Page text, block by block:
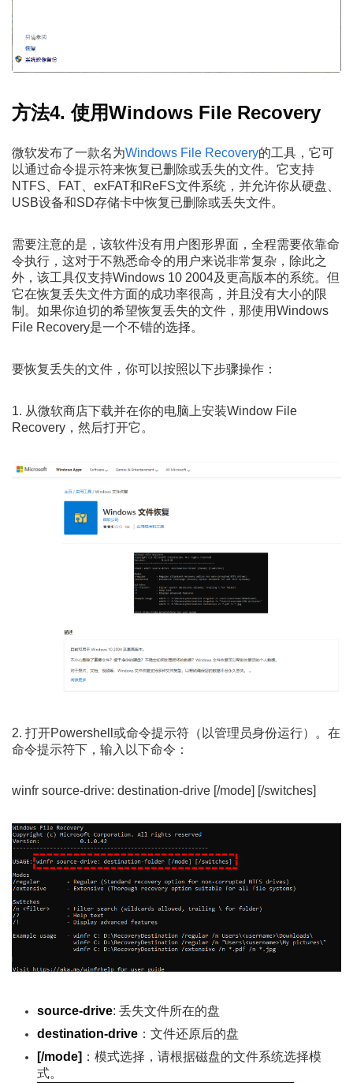
方法4. 使用Windows File Recovery
微软发布了一款名为Windows File Recovery的工具，它可
以通过命令提示符来恢复已删除或丢失的文件。它支持
NTFS、FAT、exFAT和ReFS文件系统，并允许你从硬盘、
USB设备和SD存储卡中恢复已删除或丢失文件。
需要注意的是，该软件没有用户图形界面，全程需要依靠命
令执行，这对于不熟悉命令的用户来说非常复杂，除此之
外，该工具仅支持Windows 10 2004及更高版本的系统。但
它在恢复丢失文件方面的成功率很高，并且没有大小的限
制。如果你迫切的希望恢复丢失的文件，那使用Windows
File Recovery是一个不错的选择。
要恢复丢失的文件，你可以按照以下步骤操作：
1. 从微软商店下载并在你的电脑上安装Window File
Recovery，然后打开它。
2. 打开Powershell或命令提示符（以管理员身份运行）。在
命令提示符下，输入以下命令：
winfr source-drive: destination-drive [/mode] [/switches]
source-drive: 丢失文件所在的盘
destination-drive ：文件还原后的盘
[/mode] ：模式选择，请根据磁盘的文件系统选择模
式。